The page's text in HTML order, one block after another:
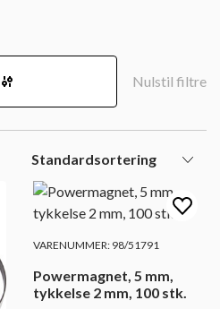
Nulstil filtre
VARENUMMER: 98/51791
Powermagnet, 5 mm,
tykkelse 2 mm, 100 stk.